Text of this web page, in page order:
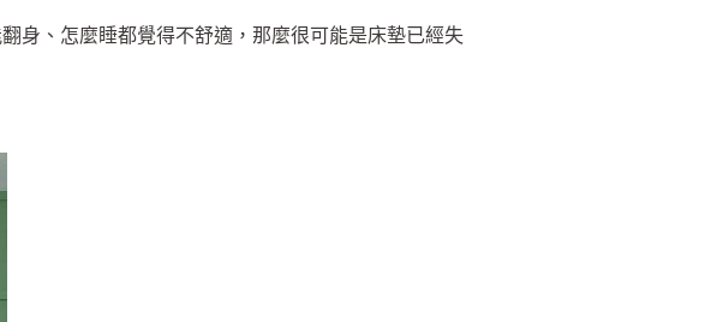
身、怎麼睡都覺得不舒適，那麼很可能是床墊已經失